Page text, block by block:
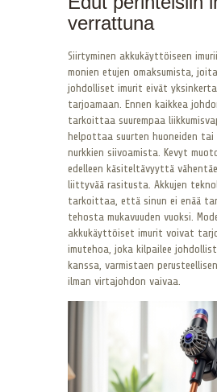
verrattuna
Siirtyminen akkukäyttöiseen
monien etujen omaksumista,
johdolliset imurit eivät
tarjoamaan. Ennen kaikkea
tarkoittaa suurempaa
helpottaa suurten huoneiden tai
nurkkien siivoamista. Kevyt
edelleen käsiteltävyyttä
liittyvää rasitusta. Akkujen
tarkoittaa, että sinun ei enää
tehosta mukavuuden vuoksi.
akkukäyttöiset imurit voivat
imutehoa, joka kilpailee
kanssa, varmistaen
ilman virtajohdon vaivaa.